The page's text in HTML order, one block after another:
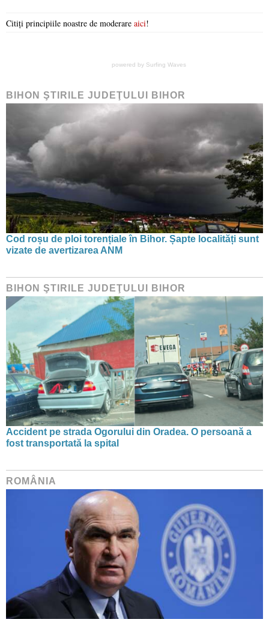
Citiți principiile noastre de moderare aici!
powered by Surfing Waves
BIHON ŞTIRILE JUDEŢULUI BIHOR
Cod roșu de ploi torențiale în Bihor. Șapte localități sunt
vizate de avertizarea ANM
BIHON ŞTIRILE JUDEŢULUI BIHOR
Accident pe strada Ogorului din Oradea. O persoană a
fost transportată la spital
ROMÂNIA